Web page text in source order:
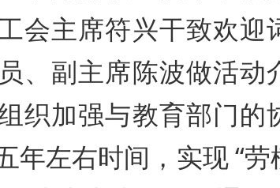
会主席符兴干致欢迎
、副主席陈波做活动
织加强与教育部门的
年左右时间，实现 “